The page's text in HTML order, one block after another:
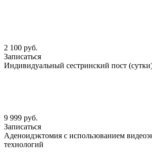
2 100 руб.
Записаться
Индивидуальный сестринский пост
9 999 руб.
Записаться
Аденоидэктомия с использованием
технологий